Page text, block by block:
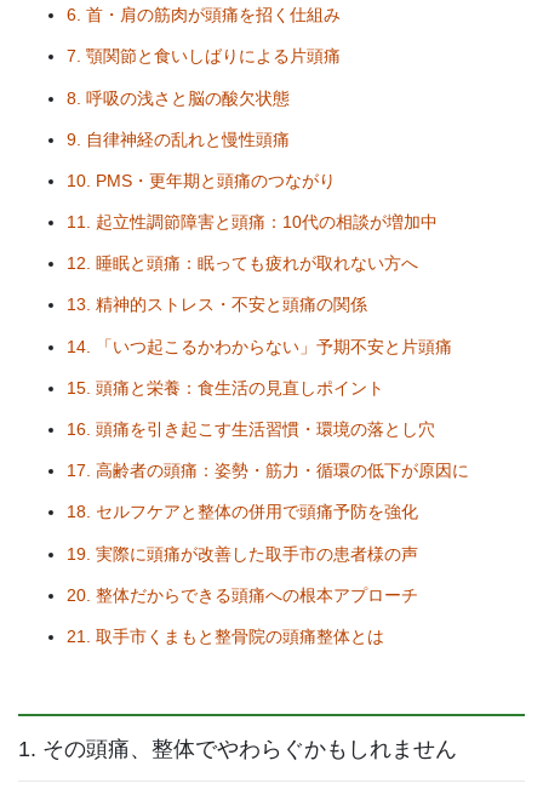
6. 首・肩の筋肉が頭痛を招く仕組み
7. 顎関節と食いしばりによる片頭痛
8. 呼吸の浅さと脳の酸欠状態
9. 自律神経の乱れと慢性頭痛
10. PMS・更年期と頭痛のつながり
11. 起立性調節障害と頭痛：10代の相談が増加中
12. 睡眠と頭痛：眠っても疲れが取れない方へ
13. 精神的ストレス・不安と頭痛の関係
14. 「いつ起こるかわからない」予期不安と片頭痛
15. 頭痛と栄養：食生活の見直しポイント
16. 頭痛を引き起こす生活習慣・環境の落とし穴
17. 高齢者の頭痛：姿勢・筋力・循環の低下が原因に
18. セルフケアと整体の併用で頭痛予防を強化
19. 実際に頭痛が改善した取手市の患者様の声
20. 整体だからできる頭痛への根本アプローチ
21. 取手市くまもと整骨院の頭痛整体とは
1. その頭痛、整体でやわらぐかもしれません